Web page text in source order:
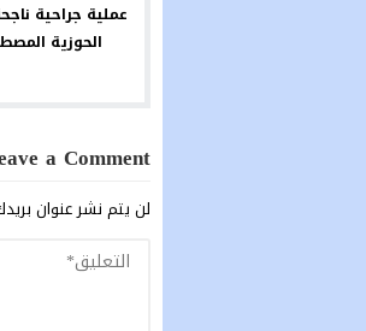
عملية جراحية
الحوزية
a Comment
لن يتم نشر عنوان